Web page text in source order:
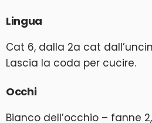
Lingua
Cat 6, dalla 2a cat
Lascia la coda per cucire.
Occhi
Bianco dell’occhio – fanne